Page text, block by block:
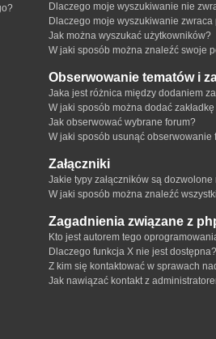
Dlaczego moje wyszukiwanie nie
Dlaczego moje wyszukiwanie zwraca
Jak można wyszukać użytkowników?
W jaki sposób można znaleźć swoje
Obserwowanie tematów i
Jaka jest różnica między dodaniem
W jaki sposób można dodać
Jak obserwować wybrane forum?
W jaki sposób usunąć obserwowanie
Załączniki
Jakie typy załączników są
W jaki sposób można znaleźć
Zagadnienia związane z
Kto jest autorem tego
Dlaczego funkcja X nie jest dostępna?
Z kim się kontaktować w sprawach
Jak nawiązać kontakt z